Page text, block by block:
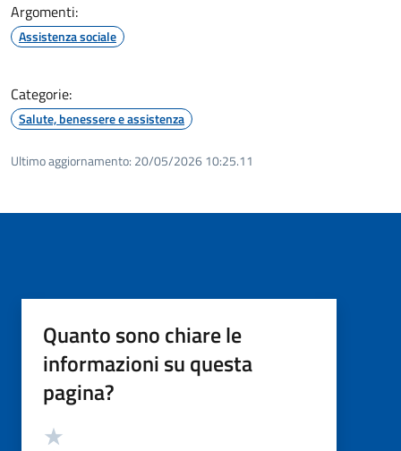
Argomenti:
Assistenza sociale
Categorie:
Salute, benessere e assistenza
Ultimo aggiornamento: 20/05/2026 10:25.11
Quanto sono chiare le
informazioni su questa
pagina?
Valutazione